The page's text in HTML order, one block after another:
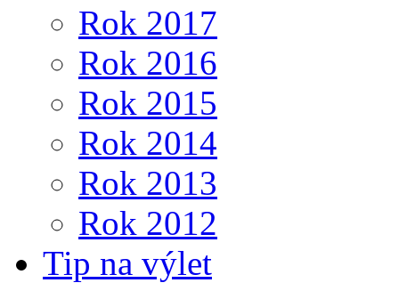
Rok 2017
Rok 2016
Rok 2015
Rok 2014
Rok 2013
Rok 2012
Tip na výlet